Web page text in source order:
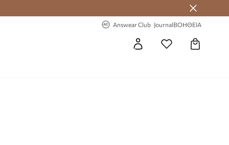
Club
Answear Club JournalΒΟΗΘΕΙΑ